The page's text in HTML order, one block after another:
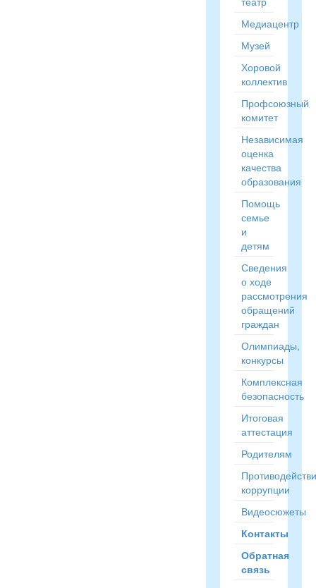
Медиацентр
Музей
Хоровой
коллектив
Профсоюзный
комитет
Независимая
оценка
качества
образования
Помощь
семье
и
детям
Сведения
о ходе
рассмотрения
обращений
граждан
Олимпиады,
конкурсы
Комплексная
безопасность
Итоговая
аттестация
Родителям
коррупции
Видеосюжеты
Контакты
Обратная
связь